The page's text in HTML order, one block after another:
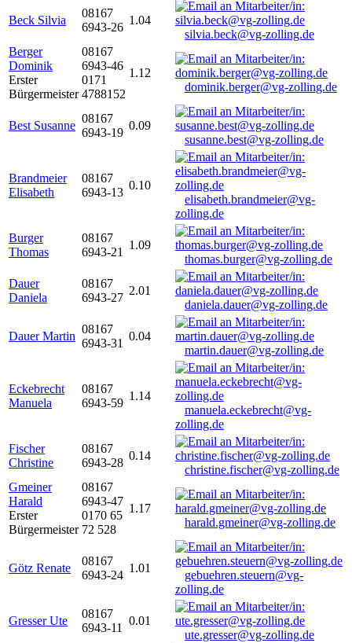
Beck Silvia
08167
6943-26
1.04
silvia.beck@vg-zolling.de
Berger
Dominik
Erster
Bürgermeister
08167
6943-46
0171
4788152
1.12
dominik.berger@vg-zolling.de
Best Susanne
08167
6943-19
0.09
susanne.best@vg-zolling.de
Brandmeier
Elisabeth
08167
6943-13
0.10
elisabeth.brandmeier@vg-
zolling.de
Burger
Thomas
08167
6943-21
1.09
thomas.burger@vg-zolling.de
Dauer
Daniela
08167
6943-27
2.01
daniela.dauer@vg-zolling.de
Dauer Martin
08167
6943-31
0.04
martin.dauer@vg-zolling.de
Eckebrecht
Manuela
08167
6943-59
1.14
manuela.eckebrecht@vg-
zolling.de
Fischer
Christine
08167
6943-28
0.14
christine.fischer@vg-zolling.de
Gmeiner
Harald
Erster
Bürgermeister
08167
6943-47
0170 65
72 528
1.17
harald.gmeiner@vg-zolling.de
Götz Renate
08167
6943-24
1.01
gebuehren.steuern@vg-
zolling.de
Gresser Ute
08167
6943-11
0.01
ute.gresser@vg-zolling.de